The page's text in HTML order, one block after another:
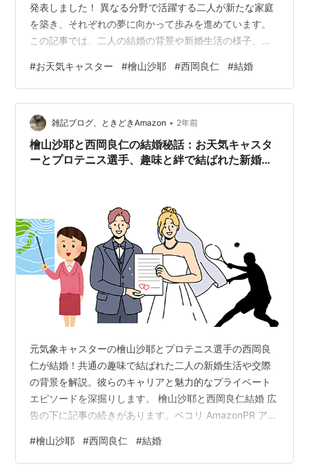
発表しました！ 異なる分野で活躍する二人が新たな家庭
を築き、それぞれの夢に向かって歩みを進めています。
この記事では、二人の結婚の背景や新婚生活の様子、そ
いを支え合いながら、人生の新しいステージを迎えた二
人の物語をぜひご覧ください！ 檜山沙耶さんと西岡良仁
選手の結婚 お天気キャスターの檜山沙耶さんとプロテニ
ス選手の西岡良仁さんが結婚したことが発表され、多く
の注目を集めています。 それぞれの分野で活躍する二人
が新たな一歩を踏み出しました。 ① 結…
#お天気キャスター #檜山沙耶 #西岡良仁 #結婚
雑記ブログ、ときどきAmazon • 2年前
檜山沙耶と西岡良仁の結婚秘話：お天気キャスタ
ーとプロテニス選手、趣味と絆で結ばれた新婚生
元気象キャスターの檜山沙耶とプロテニス選手の西岡良
仁が結婚！共通の趣味で結ばれた二人の新婚生活や交際
の背景を解説。彼らのキャリアと魅力的なプライベート
エピソードを深掘りします。 檜山沙耶と西岡良仁結婚 広
告の下に記事の続きがあります。ペコリ AmazonPR アニ
カップ ルフィ 8×9cm 約300ml モノクローム マグ ワン
ピース グッズ 電子レンジ 食洗機対応 日本製 121114 金
#檜山沙耶 #西岡良仁 #結婚